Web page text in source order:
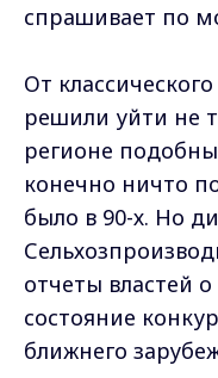
спрашивает по
От
решили уйти не
регионе
конечно ничто
было в 90-х. Но
отчеты властей
состояние
ближнего